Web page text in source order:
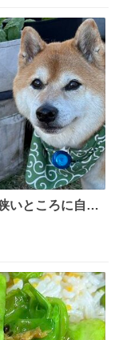
いところに自ら
ニングしてる飼
た♥️